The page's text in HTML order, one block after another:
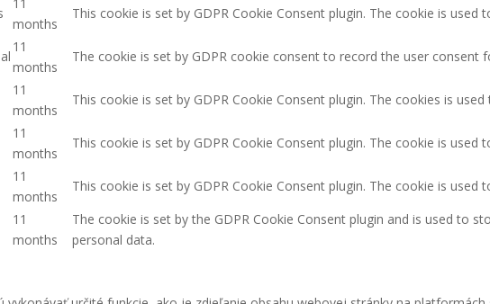
11
months
This cookie is set by GDPR Cookie Consent plugin. The cookie is
11
months
The cookie is set by GDPR cookie consent to record the user consent
11
months
This cookie is set by GDPR Cookie Consent plugin. The cookies is
11
months
This cookie is set by GDPR Cookie Consent plugin. The cookie is
11
months
This cookie is set by GDPR Cookie Consent plugin. The cookie is
11
months
The cookie is set by the GDPR Cookie Consent plugin and is used to
personal data.